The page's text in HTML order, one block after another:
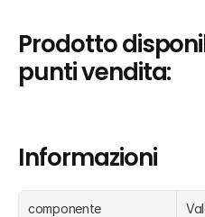
Prodotto
punti vendita:
Informazioni
componente